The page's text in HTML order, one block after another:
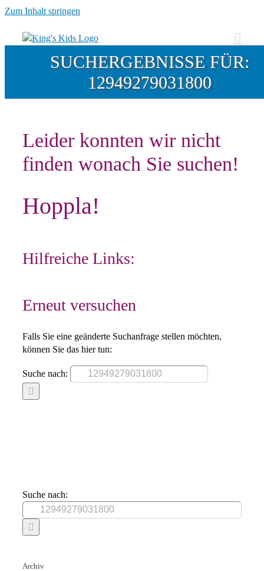
Zum Inhalt springen
SUCHERGEBNISSE FÜR:
12949279031800
Leider konnten wir nicht
finden wonach Sie suchen!
Hoppla!
Hilfreiche Links:
Erneut versuchen
Falls Sie eine geänderte Suchanfrage stellen möchten,
können Sie das hier tun:
Suche nach:
Suche nach:
Archiv